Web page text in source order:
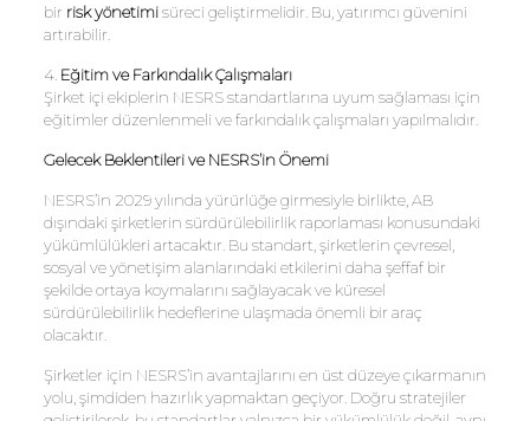
bir risk yönetimisüreci geliştirmelidir. Bu, yatırımcı güvenini
artırabilir.
4. Eğitim ve Farkındalık Çalışmaları
Şirket içi ekiplerin NESRS standartlarına uyum sağlaması için
eğitimler düzenlenmeli ve farkındalık çalışmaları yapılmalıdır.
Gelecek Beklentileri ve NESRS’in Önemi
NESRS’in 2029 yılında yürürlüğe girmesiyle birlikte, AB
dışındaki şirketlerin sürdürülebilirlik raporlaması konusundaki
yükümlülükleri artacaktır. Bu standart, şirketlerin çevresel,
sosyal ve yönetişim alanlarındaki etkilerini daha şeffaf bir
şekilde ortaya koymalarını sağlayacak ve küresel
sürdürülebilirlik hedeflerine ulaşmada önemli bir araç
olacaktır.
Şirketler için NESRS’in avantajlarını en üst düzeye çıkarmanın
yolu, şimdiden hazırlık yapmaktan geçiyor. Doğru stratejiler